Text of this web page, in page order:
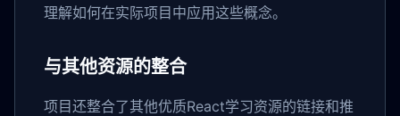
理解如何在实际项目中应用这些概念。
与其他资源的整合
项目还整合了其他优质React学习资源的链接和推